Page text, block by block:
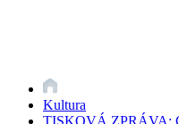
Kultura
TISKOVÁ ZPRÁVA: